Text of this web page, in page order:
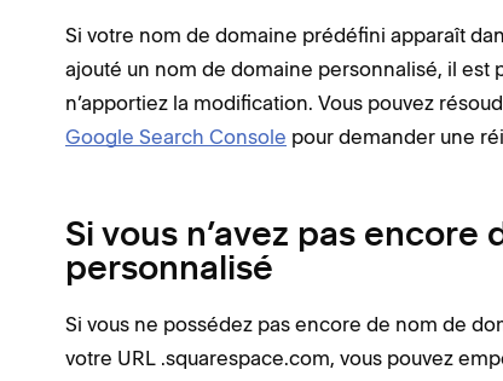
Si votre nom de domaine prédéfini apparaît
ajouté un nom de domaine personnalisé, il est
n’apportiez la modification. Vous pouvez
Google Search Console pour demander une
Si vous n’avez pas
personnalisé
Si vous ne possédez pas encore de nom de
votre URL .squarespace.com, vous pouvez